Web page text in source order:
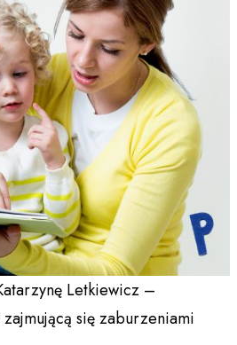
Letkiewicz –
się zaburzeniami